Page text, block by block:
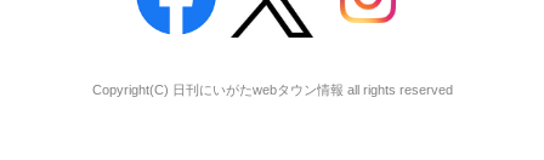
Copyright(C) 日刊にいがたwebタウン情報 all rights reserved